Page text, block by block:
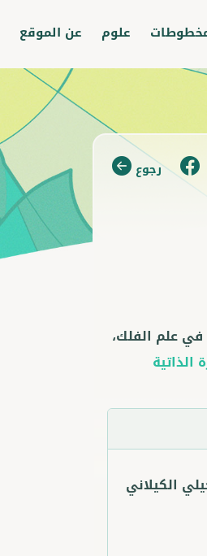
علوم عن الموقع
رجوع
في علم الفلك،
الذاتية
الكيلاني